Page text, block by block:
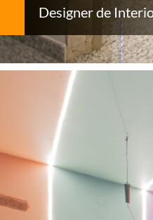
Designer de